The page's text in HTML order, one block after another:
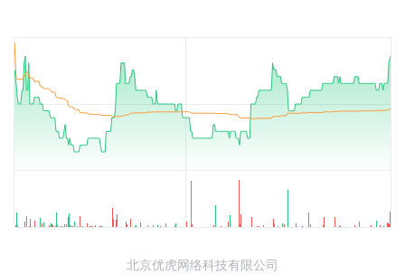
北京优虎网络科技有限公司